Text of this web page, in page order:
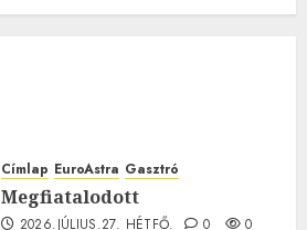
Címlap EuroAstra Gasztró
Megfiatalodott
2026.JÚLIUS.27. HÉTFŐ. 0 0